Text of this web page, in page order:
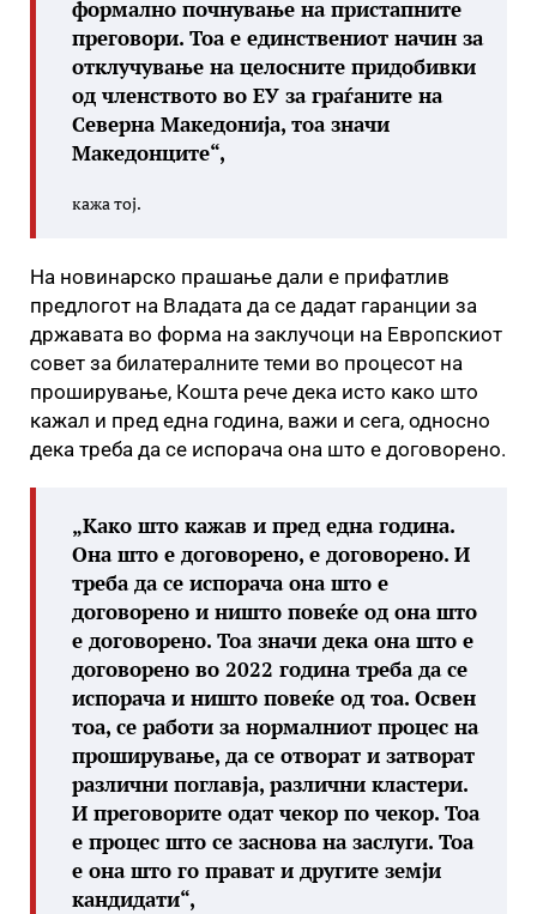
формално почнување на пристапните
преговори. Тоа е единствениот начин за
отклучување на целосните придобивки
од членството во ЕУ за граѓаните на
Северна Македонија, тоа значи
Македонците“,
кажа тој.
На новинарско прашање дали е прифатлив
предлогот на Владата да се дадат гаранции за
државата во форма на заклучоци на Европскиот
совет за билатералните теми во процесот на
проширување, Кошта рече дека исто како што
кажал и пред една година, важи и сега, односно
дека треба да се испорача она што е договорено.
„Како што кажав и пред една година.
Она што е договорено, е договорено. И
треба да се испорача она што е
договорено и ништо повеќе од она што
е договорено. Тоа значи дека она што е
договорено во 2022 година треба да се
испорача и ништо повеќе од тоа. Освен
тоа, се работи за нормалниот процес на
проширување, да се отворат и затворат
различни поглавја, различни кластери.
И преговорите одат чекор по чекор. Тоа
е процес што се заснова на заслуги. Тоа
е она што го прават и другите земји
кандидати“,